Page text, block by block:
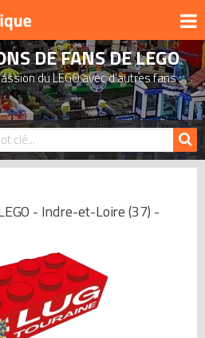
UNIVERS
DÉRIVÉS
2026
PLANS
ACTUALITÉS
LEGO
PLUS CHERS
LEGO AJOUTÉS
DE FANS DE LEGO
du LEGO avec d'autres fans
- Indre-et-Loire (37) -